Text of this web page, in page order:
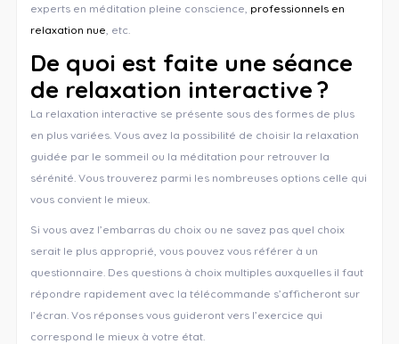
experts en méditation pleine conscience, professionnels en
relaxation nue , etc.
De quoi est faite une séance
de relaxation interactive ?
La relaxation interactive se présente sous des formes de plus
en plus variées. Vous avez la possibilité de choisir la relaxation
guidée par le sommeil ou la méditation pour retrouver la
sérénité. Vous trouverez parmi les nombreuses options celle qui
vous convient le mieux.
Si vous avez l’embarras du choix ou ne savez pas quel choix
serait le plus approprié, vous pouvez vous référer à un
questionnaire. Des questions à choix multiples auxquelles il faut
répondre rapidement avec la télécommande s’afficheront sur
l’écran. Vos réponses vous guideront vers l’exercice qui
correspond le mieux à votre état.